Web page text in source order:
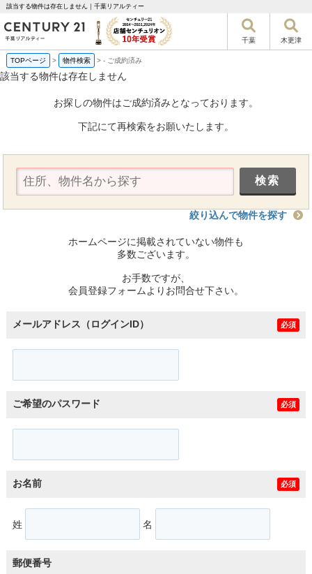
該当する物件は存在しません｜千葉リアルティー
千葉 木更津
TOPページ > 物件検索 >- ご成約済み
該当する物件は存在しません
お探しの物件はご成約済みとなっております。
下記にて再検索をお願いたします。
絞り込んで物件を探す
ホームページに掲載されていない物件も
多数ございます。
お手数ですが、
会員登録フォームよりお問合せ下さい。
メールアドレス（ログインID） 必須
ご希望のパスワード 必須
お名前 必須
姓 名
郵便番号